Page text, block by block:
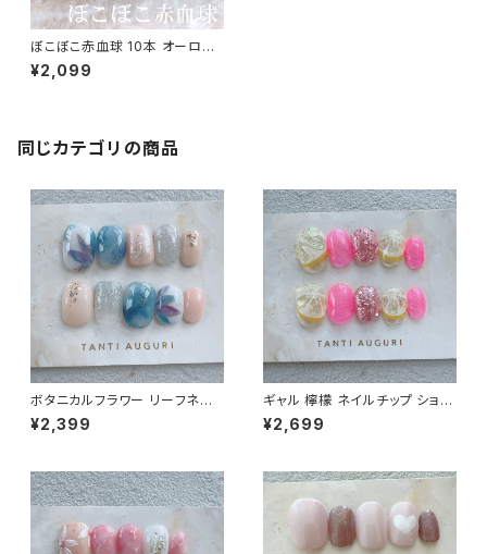
ぼこぼこ赤血球 10本 オーロラ
パウダー 短い爪 小さい爪 ハン
ドネイルチップ10本セット ベリ
¥2,099
同じカテゴリの商品
ボタニカルフラワー リーフネイ
ル ベリーショート ネイルチップ
紺のワンピに合う 植物 通販サ
¥2,399
ギャル 檸檬 ネイルチップ ショー
ト ピンク色 派手 ギャルっぽい
キャバ嬢 チャラい 不真面目 通
¥2,699